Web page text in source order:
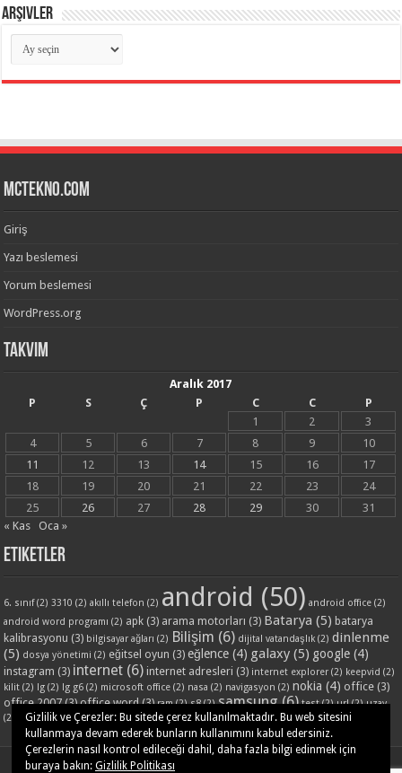
Arşivler
Arşivler
mctekno.com
Giriş
Yazı beslemesi
Yorum beslemesi
WordPress.org
Takvim
Aralık 2017
P
S Ç P C C
P
1
2
3
4
5 6 7 8 9
10
11
12 13 14 15 16
17
18
19 20 21 22 23
24
25
26 27 28 29 30
31
« Kas
Oca »
Etiketler
6. sınıf(2) 3310 (2) akıllı telefon (2) android (50) android office (2)
android word programı (2) apk (3) arama motorları (3) Batarya (5) batarya
kalibrasyonu (3) bilgisayar ağları (2) Bilişim (6) dijital vatandaşlık (2) dinlenme
(5) dosya yönetimi (2) eğitsel oyun (3) eğlence (4) galaxy (5) google (4)
instagram (3) internet (6) internet adresleri (3) internet explorer (2) keepvid (2)
kilit (2) lg (2) lg g6 (2) microsoft office (2) nasa (2) navigasyon (2) nokia (4) office (3)
office 2007(3) office word(3) ram(2) s8(2) samsung(6) test(2) url(2) uzay
(2)
video (2) word ders notları(3) www(2) yandex(3) yazilim(2)
Powered byWordPress
Gizlilik ve Çerezler: Bu sitede çerez kullanılmaktadır. Bu web sitesini
kullanmaya devam ederek bunların kullanımını kabul edersiniz.
Çerezlerin nasıl kontrol edileceği dahil, daha fazla bilgi edinmek için
buraya bakın: Gizlilik Politikası